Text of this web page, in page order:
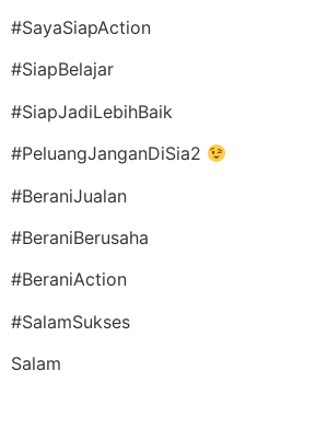
#SayaSiapAction
#SiapBelajar
#SiapJadiLebihBaik
#PeluangJanganDiSia2
#BeraniJualan
#BeraniBerusaha
#BeraniAction
#SalamSukses
Salam